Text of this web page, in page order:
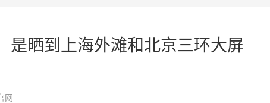
是晒到上海外滩和北京三环大屏
网